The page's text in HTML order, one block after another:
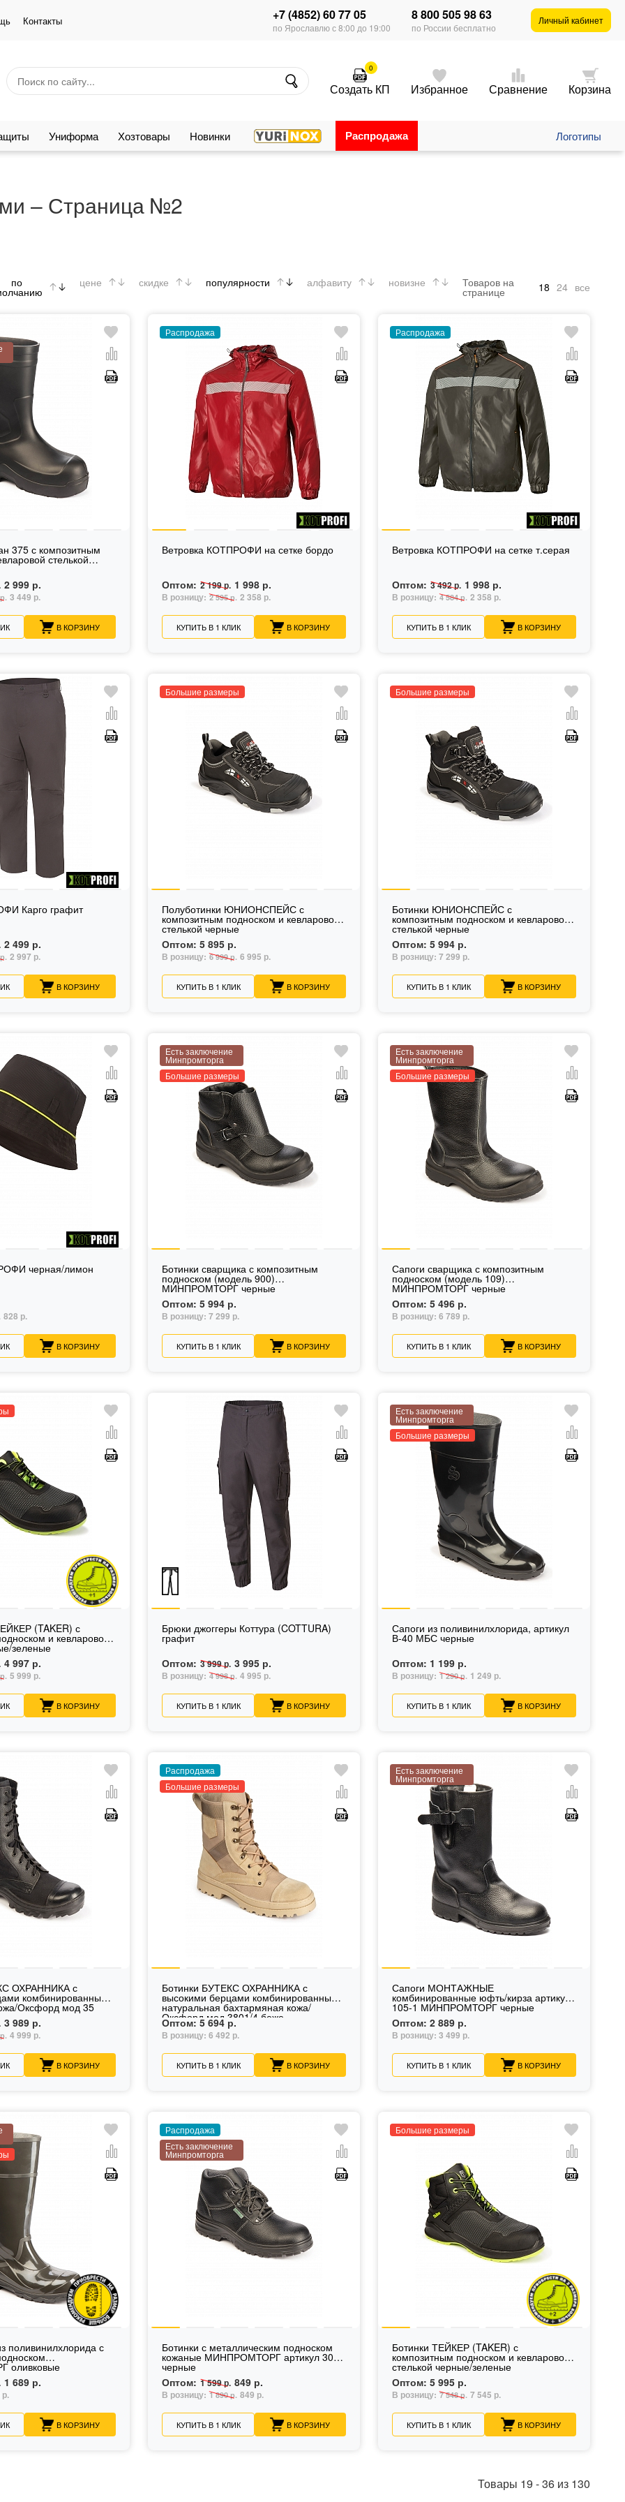
Контакты +7 (4852) 60 77 05
по Ярославлю с 8:00 до 19:00
8 800 505 98 63
по России бесплатно
Личный кабинет
0
Создать КП Избранное Сравнение Корзина
Униформа Хозтовары Новинки Распродажа Логотипы
– Страница №2
по цене скидке популярности алфавиту новизне Товаров на
странице 18 24 все
375 с композитным
стелькой
2 999 р.
3 449 р.
В КОРЗИНУ
Распродажа
Ветровка КОТПРОФИ на сетке бордо
Оптом: 2 199 р. 1 998 р.
В розницу:2 595 р. 2 358 р.
КУПИТЬ В 1 КЛИК В КОРЗИНУ
Распродажа
Ветровка КОТПРОФИ на сетке т.серая
Оптом: 3 492 р. 1 998 р.
В розницу:4 584 р. 2 358 р.
КУПИТЬ В 1 КЛИК В КОРЗИНУ
Карго графит
2 499 р.
2 997 р.
В КОРЗИНУ
Большие размеры
Полуботинки ЮНИОНСПЕЙС с
композитным подноском и кевларовой
стелькой черные
Оптом:5 895 р.
В розницу:6 999 р. 6 995 р.
КУПИТЬ В 1 КЛИК В КОРЗИНУ
Большие размеры
Ботинки ЮНИОНСПЕЙС с
композитным подноском и кевларовой
стелькой черные
Оптом:5 994 р.
В розницу:7 299 р.
КУПИТЬ В 1 КЛИК В КОРЗИНУ
черная/лимон
828 р.
В КОРЗИНУ
Есть заключение
Минпромторга
Большие размеры
Ботинки сварщика с композитным
подноском (модель 900)
МИНПРОМТОРГ черные
Оптом:5 994 р.
В розницу:7 299 р.
КУПИТЬ В 1 КЛИК В КОРЗИНУ
Есть заключение
Минпромторга
Большие размеры
Сапоги сварщика с композитным
подноском (модель 109)
МИНПРОМТОРГ черные
Оптом:5 496 р.
В розницу:6 789 р.
КУПИТЬ В 1 КЛИК В КОРЗИНУ
(TAKER) с
и кевларовой
зеленые
4 997 р.
5 999 р.
В КОРЗИНУ
Брюки джоггеры Коттура (COTTURA)
графит
Оптом: 3 999 р. 3 995 р.
В розницу:4 998 р. 4 995 р.
КУПИТЬ В 1 КЛИК В КОРЗИНУ
Есть заключение
Минпромторга
Большие размеры
Сапоги из поливинилхлорида, артикул
В-40 МБС черные
Оптом: 1 199 р.
В розницу:1 290 р. 1 249 р.
КУПИТЬ В 1 КЛИК В КОРЗИНУ
ОХРАННИКА с
комбинированные
Оксфорд мод 35
3 989 р.
4 999 р.
В КОРЗИНУ
Распродажа
Большие размеры
Ботинки БУТЕКС ОХРАННИКА с
высокими берцами комбинированные
натуральная бахтармяная кожа/
Оксфорд мод 3801/4 беже...
Оптом:5 694 р.
В розницу:6 492 р.
КУПИТЬ В 1 КЛИК В КОРЗИНУ
Есть заключение
Минпромторга
Сапоги МОНТАЖНЫЕ
комбинированные юфть/кирза артикул
105-1 МИНПРОМТОРГ черные
Оптом:2 889 р.
В розницу:3 499 р.
КУПИТЬ В 1 КЛИК В КОРЗИНУ
поливинилхлорида с
оливковые
1 689 р.
В КОРЗИНУ
Распродажа
Есть заключение
Минпромторга
Ботинки с металлическим подноском
кожаные МИНПРОМТОРГ артикул 309
черные
Оптом: 1 599 р. 849 р.
В розницу:1 890 р. 849 р.
КУПИТЬ В 1 КЛИК В КОРЗИНУ
Большие размеры
Ботинки ТЕЙКЕР (TAKER) с
композитным подноском и кевларовой
стелькой черные/зеленые
Оптом:5 995 р.
В розницу:7 548 р. 7 545 р.
КУПИТЬ В 1 КЛИК В КОРЗИНУ
Товары 19 -36 из 130